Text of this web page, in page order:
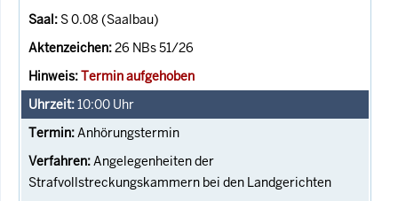
S 0.08 (Saalbau)
26 NBs 51/26
Termin aufgehoben
10:00 Uhr
Anhörungstermin
Angelegenheiten der
Strafvollstreckungskammern bei den Landgerichten